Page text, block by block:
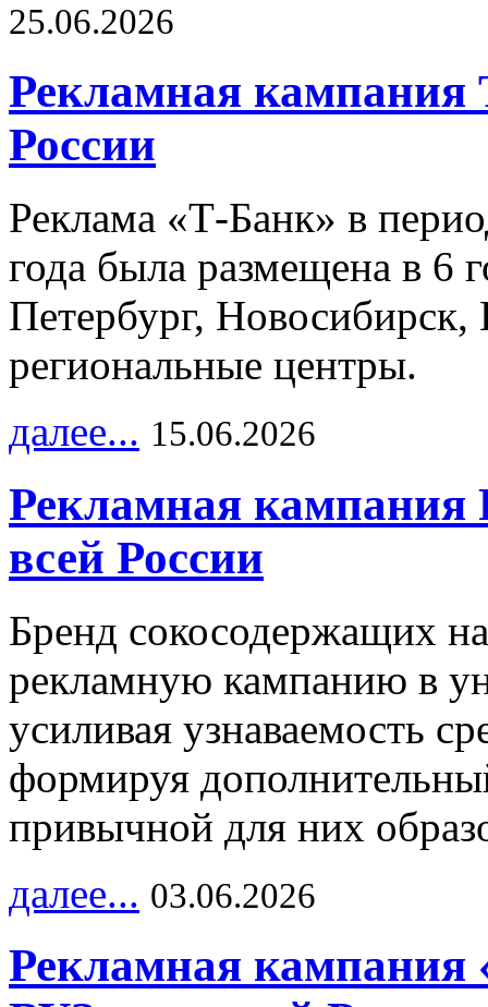
25.06.2026
Рекламная кампания
России
Реклама «Т-Банк» в
года была размещена в 6
Петербург,
региональные центры.
далее... 15.06.2026
Рекламная
всей России
Бренд сокосодержащих
рекламную кампанию в
усиливая узнаваемость
формируя
привычной для них
далее... 03.06.2026
Рекламная кампания